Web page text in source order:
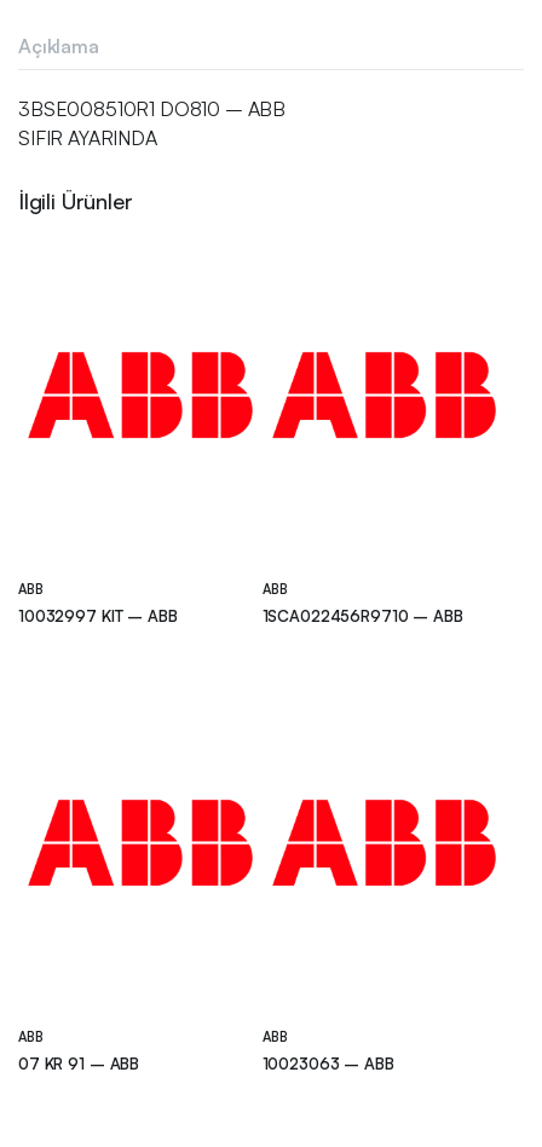
Açıklama
3BSE008510R1 DO810 – ABB
SIFIR AYARINDA
İlgili Ürünler
ABB
10032997 KIT – ABB
ABB
1SCA022456R9710 – ABB
ABB
07 KR 91 – ABB
ABB
10023063 – ABB